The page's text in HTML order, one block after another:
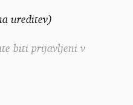
ureditev)
biti prijavljeni v